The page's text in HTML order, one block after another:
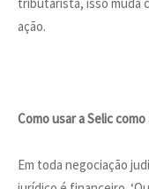
ação.
Como usar a Selic
Em toda negociação